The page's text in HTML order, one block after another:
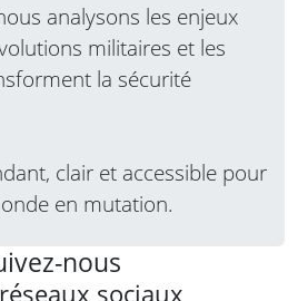
analysons les enjeux
militaires et les
la sécurité
clair et accessible pour
en mutation.
nous
sociaux